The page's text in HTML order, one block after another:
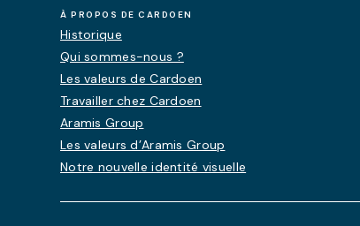
À PROPOS DE CARDOEN
Historique
Qui sommes-nous ?
Les valeurs de Cardoen
Travailler chez Cardoen
Aramis Group
Les valeurs d’Aramis Group
Notre nouvelle identité visuelle